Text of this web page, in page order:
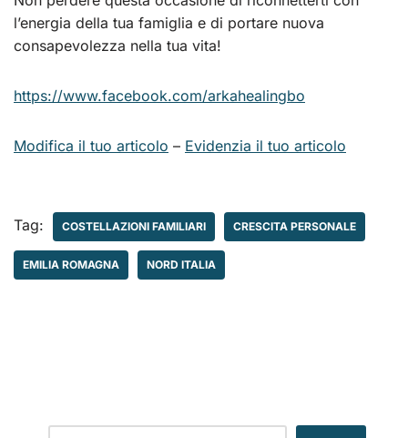
l’energia della tua famiglia e di portare nuova
consapevolezza nella tua vita!
https://www.facebook.com/arkahealingbo
Modifica il tuo articolo – Evidenzia il tuo articolo
Tag: COSTELLAZIONI FAMILIARI CRESCITA PERSONALE
EMILIA ROMAGNA NORD ITALIA